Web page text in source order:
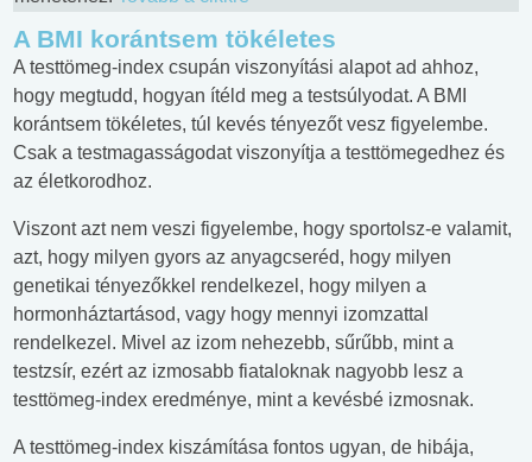
A BMI korántsem tökéletes
A testtömeg-index csupán viszonyítási alapot ad ahhoz,
hogy megtudd, hogyan ítéld meg a testsúlyodat. A BMI
korántsem tökéletes, túl kevés tényezőt vesz figyelembe.
Csak a testmagasságodat viszonyítja a testtömegedhez és
az életkorodhoz.
Viszont azt nem veszi figyelembe, hogy sportolsz-e valamit,
azt, hogy milyen gyors az anyagcseréd, hogy milyen
genetikai tényezőkkel rendelkezel, hogy milyen a
hormonháztartásod, vagy hogy mennyi izomzattal
rendelkezel. Mivel az izom nehezebb, sűrűbb, mint a
testzsír, ezért az izmosabb fiataloknak nagyobb lesz a
testtömeg-index eredménye, mint a kevésbé izmosnak.
A testtömeg-index kiszámítása fontos ugyan, de hibája,